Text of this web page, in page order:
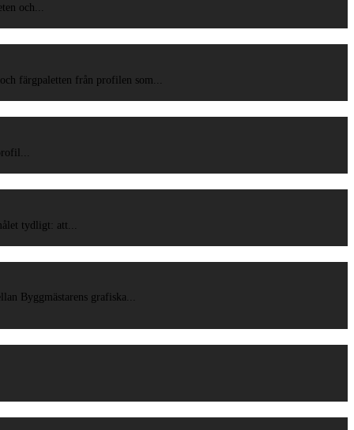
och...
färgpaletten från profilen som...
tydligt: att...
Byggmästarens grafiska...